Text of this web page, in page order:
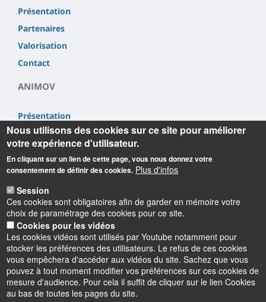
Présentation
Partenaires
Valorisation
Contact
ANIMOV
Présentation
Partenaires
Valorisation
Contact
Informations
Nous utilisons des cookies sur ce site pour améliorer
votre expérience d'utilisateur.
En cliquant sur un lien de cette page, vous nous donnez votre
consentement de définir des cookies. Plus d'infos
Session
Ces cookies sont obligatoires afin de garder en mémoire votre
choix de paramétrage des cookies pour ce site.
Cookies pour les vidéos
Les cookies vidéos sont utilisés par Youtube notamment pour
stocker les préférences des utilisateurs. Le refus de ces cookies
vous empêchera d'accéder aux vidéos du site. Sachez que vous
pouvez à tout moment modifier vos préférences sur ces cookies de
mesure d'audience. Pour cela il suffit de cliquer sur le lien Cookies
au bas de toutes les pages du site.